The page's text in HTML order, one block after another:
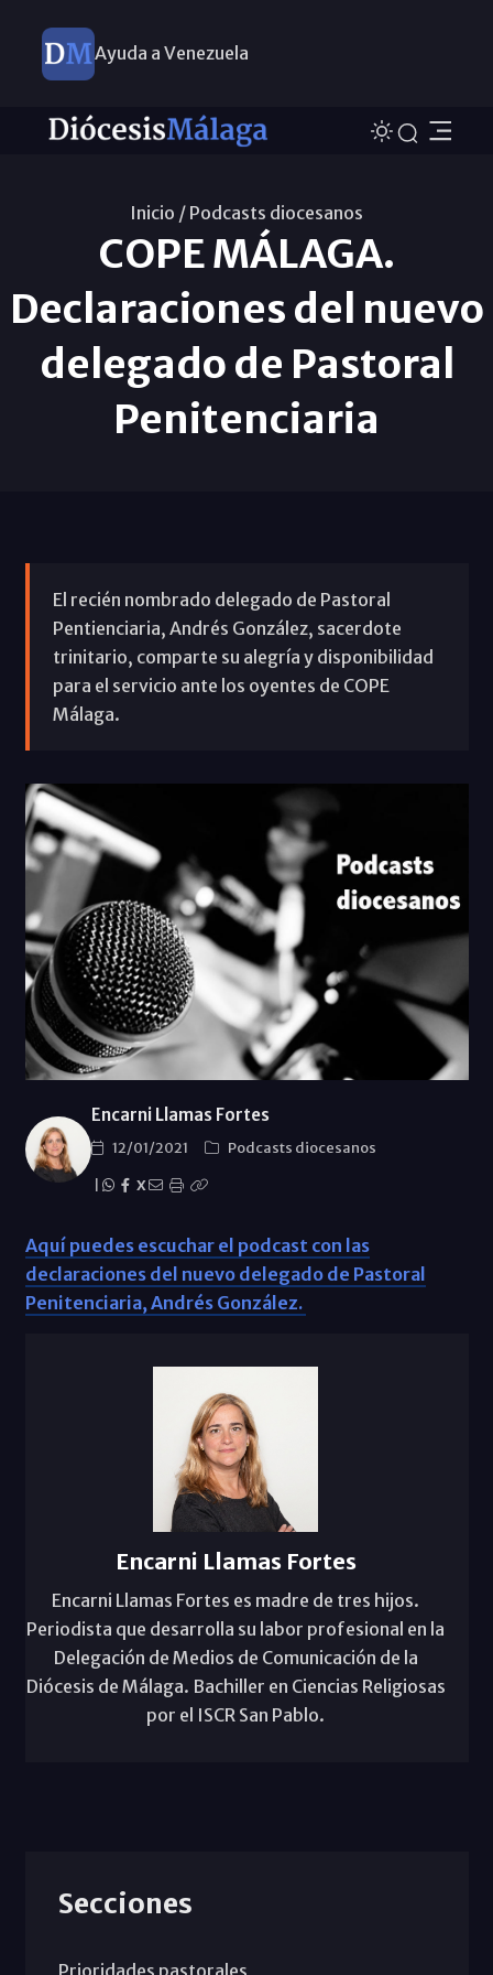
Ayuda a Venezuela
Inicio / Podcasts diocesanos
COPE MÁLAGA.
Declaraciones del nuevo
delegado de Pastoral
Penitenciaria
El recién nombrado delegado de Pastoral
Pentienciaria, Andrés González, sacerdote
trinitario, comparte su alegría y disponibilidad
para el servicio ante los oyentes de COPE
Málaga.
Encarni Llamas Fortes
12/01/2021
Podcasts diocesanos
X
Aquí puedes escuchar el podcast con las
declaraciones del nuevo delegado de Pastoral
Penitenciaria, Andrés González.
Encarni Llamas Fortes
Encarni Llamas Fortes es madre de tres hijos.
Periodista que desarrolla su labor profesional en la
Delegación de Medios de Comunicación de la
Diócesis de Málaga. Bachiller en Ciencias Religiosas
por el ISCR San Pablo.
Secciones
Prioridades pastorales